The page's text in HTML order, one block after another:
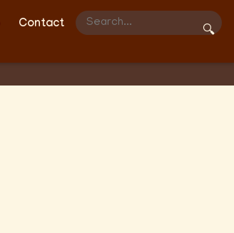
Contact
🔍